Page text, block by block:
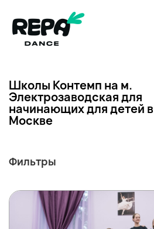
Школы Контемп на м.
Электрозаводская для
начинающих для детей в
Москве
Фильтры